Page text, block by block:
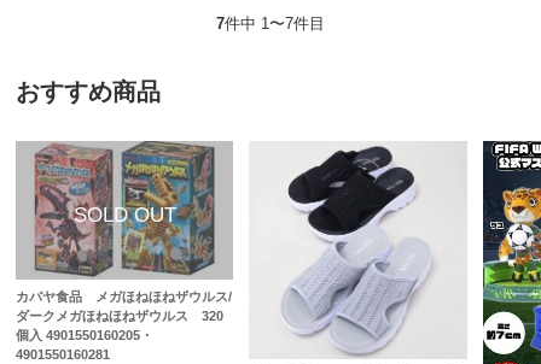
7件中 1〜7件目
おすすめ商品
カバヤ食品 メガほねほねザウルス/
ダークメガほねほねザウルス 320
個入 4901550160205・
4901550160281